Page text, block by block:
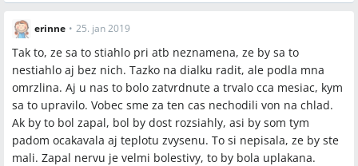
erinne • 25. jan 2019
Tak to, ze sa to stiahlo pri atb neznamena, ze by sa to
nestiahlo aj bez nich. Tazko na dialku radit, ale podla mna
omrzlina. Aj u nas to bolo zatvrdnute a trvalo cca mesiac, kym
sa to upravilo. Vobec sme za ten cas nechodili von na chlad.
Ak by to bol zapal, bol by dost rozsiahly, asi by som tym
padom ocakavala aj teplotu zvysenu. To si nepisala, ze by ste
mali. Zapal nervu je velmi bolestivy, to by bola uplakana.